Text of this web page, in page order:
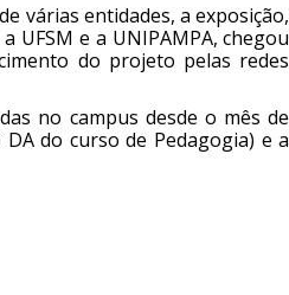
várias entidades, a exposição,
UFSM e a UNIPAMPA, chegou
do projeto pelas redes
no campus desde o mês de
do curso de Pedagogia) e a